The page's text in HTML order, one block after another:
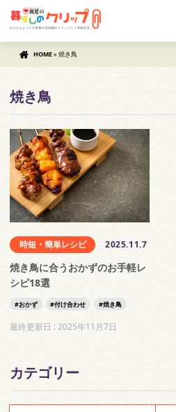
HOME» 焼き鳥
焼き鳥
時短・簡単レシピ 2025.11.7
焼き鳥に合うおかずのお手軽レ
シピ18選
おかず 付け合わせ 焼き鳥
最終更新日 :2025年11月7日
カテゴリー